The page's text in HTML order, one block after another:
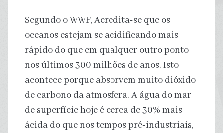
Segundo o WWF, Acredita-se que os
oceanos estejam se acidificando mais
rápido do que em qualquer outro ponto
nos últimos 300 milhões de anos. Isto
acontece porque absorvem muito dióxido
de carbono da atmosfera. A água do mar
de superfície hoje é cerca de 30% mais
ácida do que nos tempos pré-industriais,